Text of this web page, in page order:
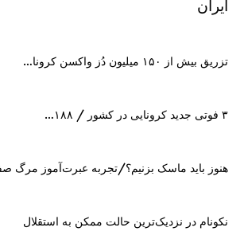
ایران
تزریق بیش از ۱۵۰ میلیون دُز واکسن کرونا…
۳ فوتی جدید کرونایی در کشور / ۱۸۸…
هنوز باید ماسک بزنیم؟/تجربه عبرت‌آموز مرگ‌
نکونام در نزدیک‌ترین حالت ممکن به استقلال